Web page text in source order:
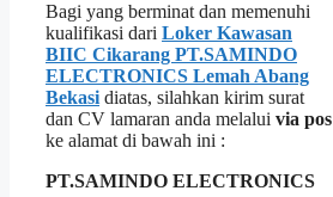
Bagi yang berminat dan memenuhi
kualifikasi dari Loker Kawasan
BIIC Cikarang PT.SAMINDO
ELECTRONICS Lemah Abang
Bekasi diatas, silahkan kirim surat
dan CV lamaran anda melalui via pos
ke alamat di bawah ini :
PT.SAMINDO ELECTRONICS